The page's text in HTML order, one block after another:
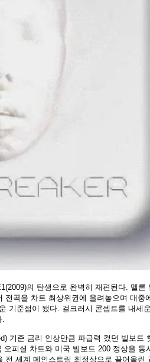
의 탄생으로 완벽히 재편된다. 멜론
곡을 차트 최상위권에 올려놓으며 대중
기준점이 됐다. 걸크러시 콘셉트를 내세
.
기준 금리 인상만큼 파급력 컸던 빌보드
오피셜 차트와 미국 빌보드 200 정상을 동
세계 메인스트림 최정상으로 끌어올린